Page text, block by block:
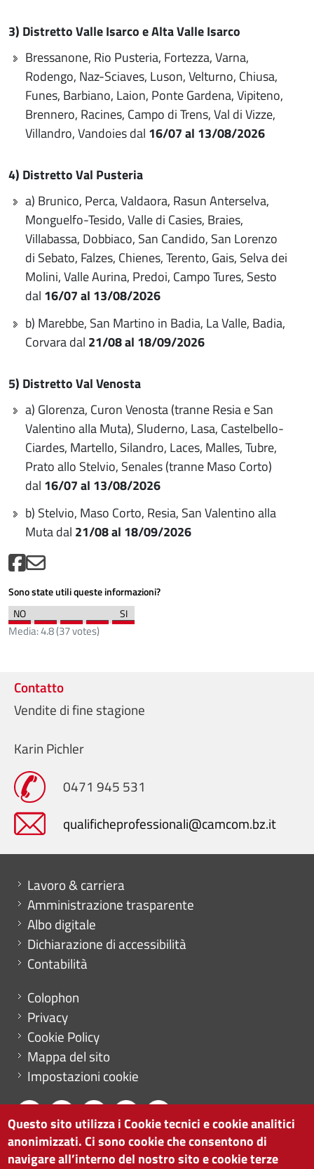
3) Distretto Valle Isarco e Alta Valle Isarco
Bressanone, Rio Pusteria, Fortezza, Varna,
Rodengo, Naz-Sciaves, Luson, Velturno, Chiusa,
Funes, Barbiano, Laion, Ponte Gardena, Vipiteno,
Brennero, Racines, Campo di Trens, Val di Vizze,
Villandro, Vandoies dal 16/07 al 13/08/2026
4) Distretto Val Pusteria
a) Brunico, Perca, Valdaora, Rasun Anterselva,
Monguelfo-Tesido, Valle di Casies, Braies,
Villabassa, Dobbiaco, San Candido, San Lorenzo
di Sebato, Falzes, Chienes, Terento, Gais, Selva dei
Molini, Valle Aurina, Predoi, Campo Tures, Sesto
dal 16/07 al 13/08/2026
b) Marebbe, San Martino in Badia, La Valle, Badia,
Corvaradal 21/08 al 18/09/2026
5) Distretto Val Venosta
a) Glorenza, Curon Venosta (tranne Resia e San
Valentino alla Muta), Sluderno, Lasa, Castelbello-
Ciardes, Martello, Silandro, Laces, Malles, Tubre,
Prato allo Stelvio, Senales (tranne Maso Corto)
dal 16/07 al 13/08/2026
b) Stelvio, Maso Corto, Resia, San Valentino alla
Muta dal 21/08 al 18/09/2026
Sono state utili queste informazioni?
Media:4.8(37votes)
Contatto
Vendite di fine stagione
Karin Pichler
0471 945 531
qualificheprofessionali@camcom.bz.it
Mini menu di servizio
Lavoro & carriera
Amministrazione trasparente
Albo digitale
Dichiarazione di accessibilità
Contabilità
Menu footer
Colophon
Privacy
Cookie Policy
Mappa del sito
Impostazioni cookie
CAMERA DI COMMERCIO DI BOLZANO
Questo sito utilizza i Cookie tecnici e cookie analitici
anonimizzati. Ci sono cookie che consentono di
navigare all’interno del nostro sito e cookie terze